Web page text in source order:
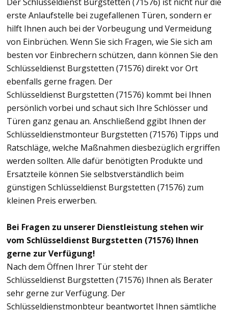
erste Anlaufstelle bei zugefallenen Türen, sondern er
hilft Ihnen auch bei der Vorbeugung und Vermeidung
von Einbrüchen. Wenn Sie sich Fragen, wie Sie sich am
besten vor Einbrechern schützen, dann können Sie den
Schlüsseldienst Burgstetten (71576) direkt vor Ort
ebenfalls gerne fragen. Der
Schlüsseldienst Burgstetten (71576) kommt bei Ihnen
persönlich vorbei und schaut sich Ihre Schlösser und
Türen ganz genau an. Anschließend ggibt Ihnen der
Schlüsseldienstmonteur Burgstetten (71576) Tipps und
Ratschläge, welche Maßnahmen diesbezüglich ergriffen
werden sollten. Alle dafür benötigten Produkte und
Ersatzteile können Sie selbstverständlich beim
günstigen Schlüsseldienst Burgstetten (71576) zum
kleinen Preis erwerben.
Bei Fragen zu unserer Dienstleistung stehen wir
vom Schlüsseldienst Burgstetten (71576) Ihnen
gerne zur Verfügung!
Nach dem Öffnen Ihrer Tür steht der
Schlüsseldienst Burgstetten (71576) Ihnen als Berater
sehr gerne zur Verfügung. Der
Schlüsseldienstmonbteur beantwortet Ihnen sämtliche